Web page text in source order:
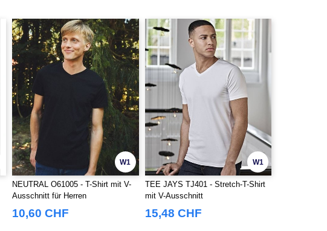
W1
NEUTRAL O61005 - T-Shirt mit V-
Ausschnitt für Herren
10,60 CHF
W1
TEE JAYS TJ401 - Stretch-T-Shirt
mit V-Ausschnitt
15,48 CHF